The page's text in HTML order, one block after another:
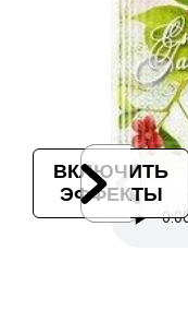
ВКЛЮЧИТЬ
ЭФФЕКТЫ